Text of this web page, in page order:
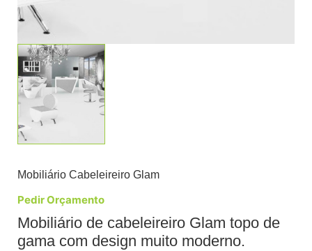
Mobiliário Cabeleireiro Glam
Pedir Orçamento
Mobiliário de cabeleireiro Glam topo de
gama com design muito moderno.